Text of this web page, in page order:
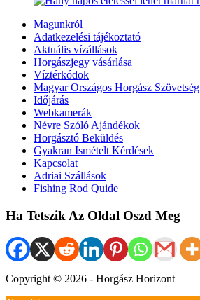
Magunkról
Adatkezelési tájékoztató
Aktuális vízállások
Horgászjegy vásárlása
Víztérkódok
Magyar Országos Horgász Szövetség
Időjárás
Webkamerák
Névre Szóló Ajándékok
Horgásztó Beküldés
Gyakran Ismételt Kérdések
Kapcsolat
Adriai Szállások
Fishing Rod Quide
Ha Tetszik Az Oldal Oszd Meg
Copyright © 2026 - Horgász Horizont